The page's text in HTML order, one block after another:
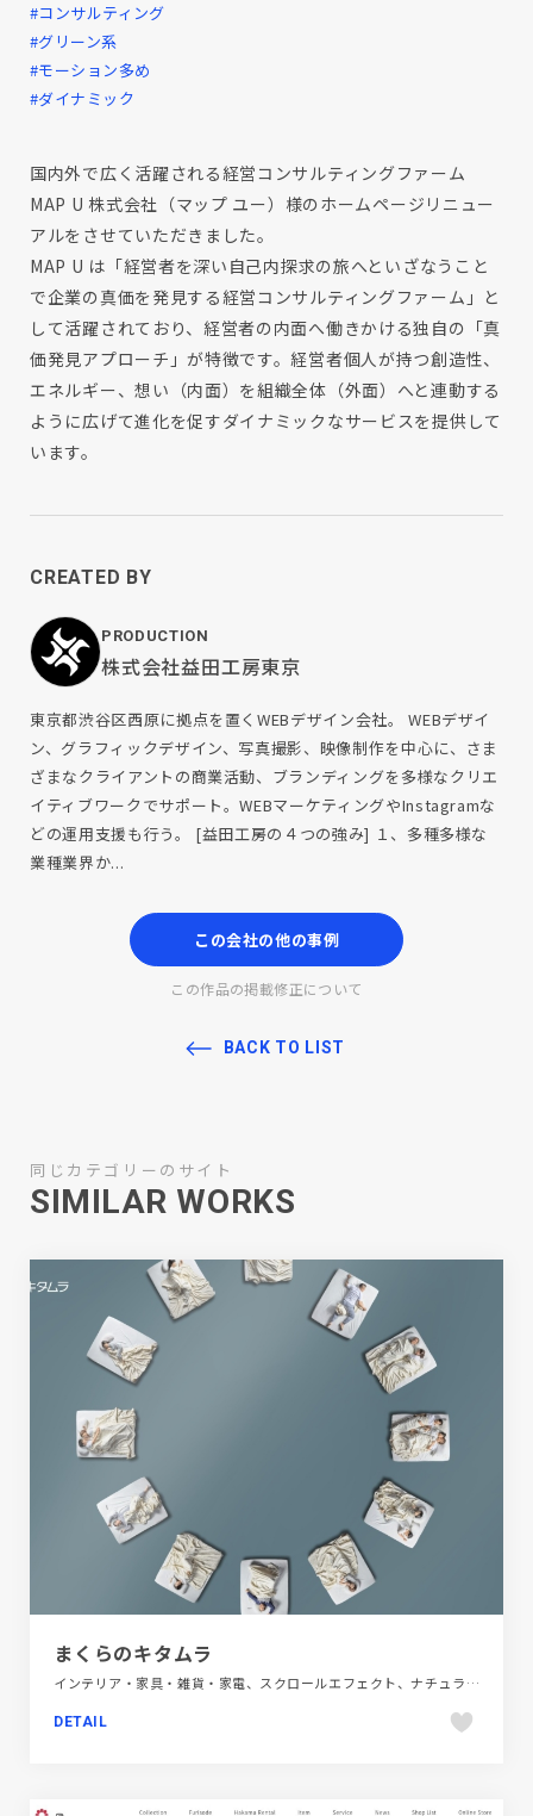
#コンサルティング
#グリーン系
#モーション多め
#ダイナミック
国内外で広く活躍される経営コンサルティングファーム
MAP U 株式会社（マップ ユー）様のホームページリニュー
アルをさせていただきました。
MAP U は「経営者を深い自己内探求の旅へといざなうこと
で企業の真価を発見する経営コンサルティングファーム」と
して活躍されており、経営者の内面へ働きかける独自の「真
価発見アプローチ」が特徴です。経営者個人が持つ創造性、
エネルギー、想い（内面）を組織全体（外面）へと連動する
ように広げて進化を促すダイナミックなサービスを提供して
います。
CREATED BY
PRODUCTION
株式会社益田工房東京
東京都渋谷区西原に拠点を置くWEBデザイン会社。 WEBデザイ
ン、グラフィックデザイン、写真撮影、映像制作を中心に、さま
ざまなクライアントの商業活動、ブランディングを多様なクリエ
イティブワークでサポート。WEBマーケティングやInstagramな
どの運用支援も行う。 [益田工房の４つの強み] １、多種多様な
業種業界か...
この会社の他の事例
この作品の掲載修正について
BACK TO LIST
同じカテゴリーのサイト
SIMILAR WORKS
まくらのキタムラ
インテリア・家具・雑貨・家電、スクロールエフェクト、ナチュラル、ブランド・サービスサイト、ベージュ・ゴールド系、大きめ写真
DETAIL